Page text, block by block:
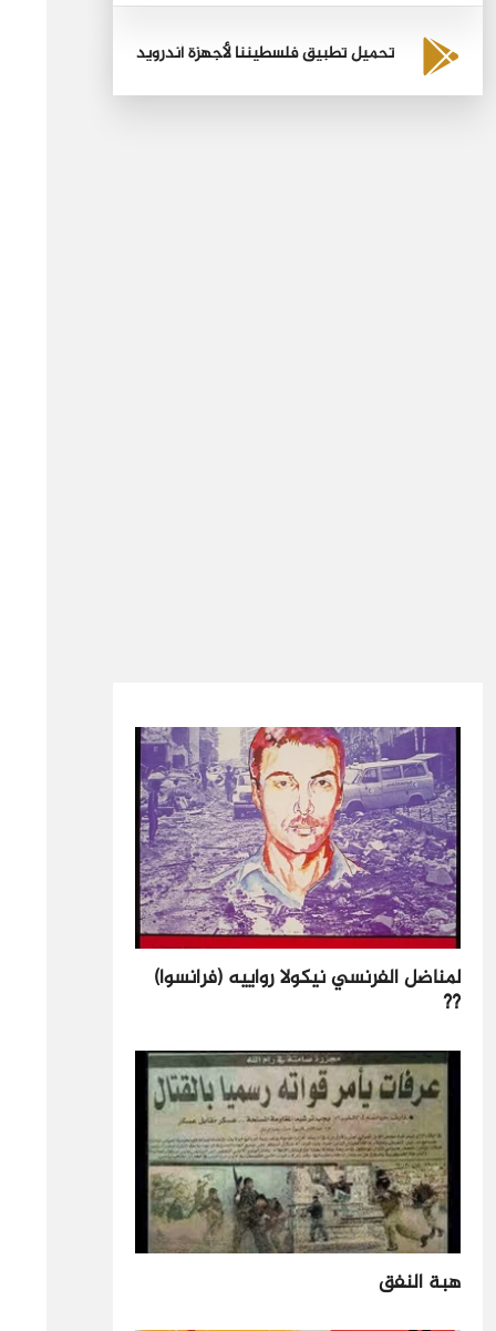
تحميل تطبيق فلسطيننا لأجهزة أندرويد
لمناضل الفرنسي نيكولا رواييه (فرانسوا)
??
هبة النفق